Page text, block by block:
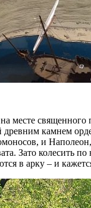
месте
камнем
и Наполеон,
Зато колесить
в арку – и